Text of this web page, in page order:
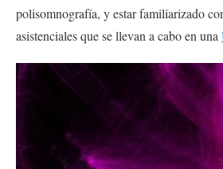
polisomnografía, y estar familiarizado
asistenciales que se llevan a cabo en una